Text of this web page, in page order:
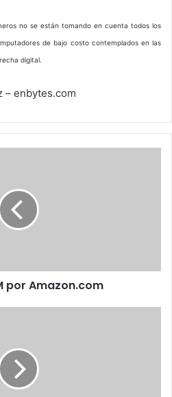
no se están tomando en cuenta todos los
de bajo costo contemplados en las
digital.
– enbytes.com
por Amazon.com